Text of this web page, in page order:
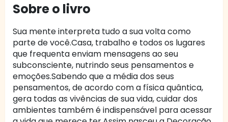
Sobre o livro
Sua mente interpreta tudo a sua volta como
parte de você.Casa, trabalho e todos os lugares
que frequenta enviam mensagens ao seu
subconsciente, nutrindo seus pensamentos e
emoções.Sabendo que a média dos seus
pensamentos, de acordo com a física quântica,
gera todas as vivências de sua vida, cuidar dos
ambientes também é indispensável para acessar